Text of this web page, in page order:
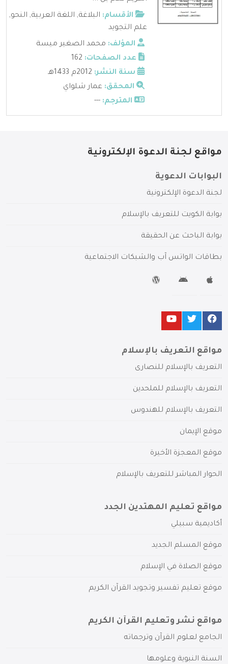
الأقسام: البلاغة, اللغة العربية, النحو,
علم التجويد
المؤلف: محمد الصغير ميسة
عدد الصفحات:
سنة النشر:
المحقق: عمار شلواي
المترجم: ---
مواقع لجنة الدعوة الإلكترونية
البوابات الدعوية
لجنة الدعوة الإلكترونية
بوابة الكويت للتعريف بالإسلام
بوابة الباحث عن الحقيقة
بطاقات الواتس آب والشبكات الاجتماعية
مواقع التعريف بالإسلام
التعريف بالإسلام للنصارى
التعريف بالإسلام للملحدين
التعريف بالإسلام للهندوس
موقع الإيمان
موقع المعجزة الأخيرة
الحوار المباشر للتعريف بالإسلام
مواقع تعليم المهتدين الجدد
أكاديمية سبيلي
موقع المسلم الجديد
موقع الصلاة في الإسلام
موقع تعليم تفسير وتجويد القرآن الكريم
مواقع نشر وتعليم القرآن الكريم
الجامع لعلوم القرآن وترجماته
السنة النبوية وعلومها